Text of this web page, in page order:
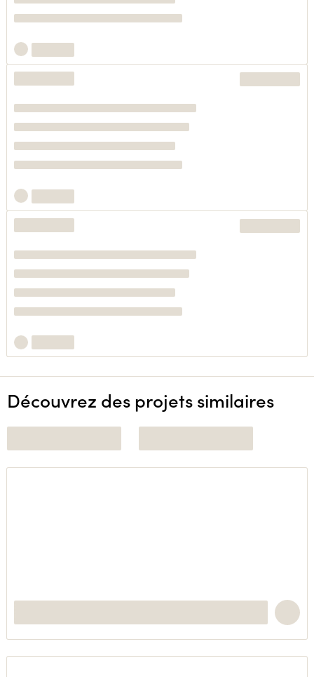
Découvrez des projets similaires